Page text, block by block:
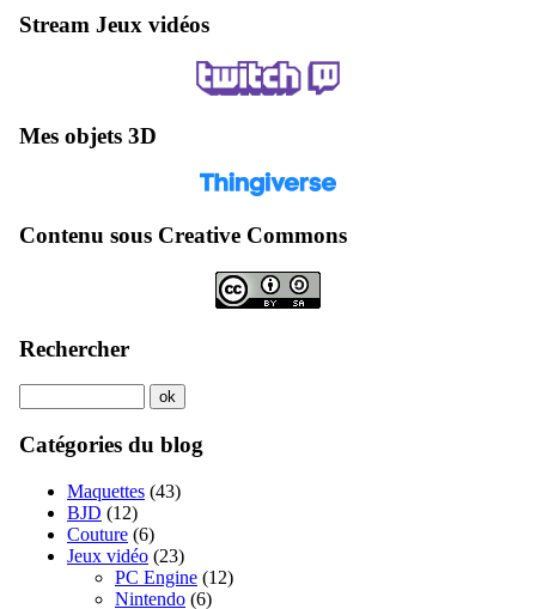
Stream Jeux vidéos
Mes objets 3D
Contenu sous Creative Commons
Rechercher
Catégories du blog
Maquettes (43)
BJD (12)
Couture (6)
Jeux vidéo (23)
PC Engine (12)
Nintendo (6)